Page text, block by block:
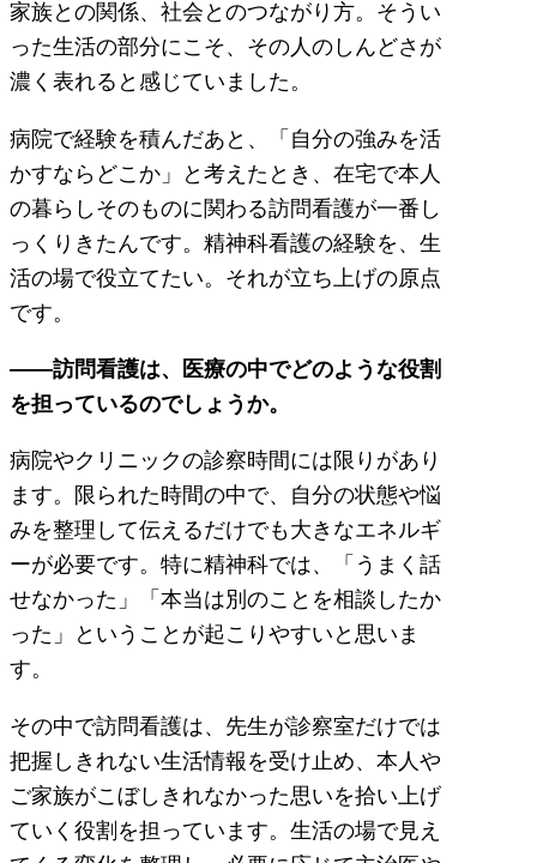
家族との関係、社会とのつながり方。そうい
った生活の部分にこそ、その人のしんどさが
濃く表れると感じていました。
病院で経験を積んだあと、「自分の強みを活
かすならどこか」と考えたとき、在宅で本人
の暮らしそのものに関わる訪問看護が一番し
っくりきたんです。精神科看護の経験を、生
活の場で役立てたい。それが立ち上げの原点
です。
――訪問看護は、医療の中でどのような役割
を担っているのでしょうか。
病院やクリニックの診察時間には限りがあり
ます。限られた時間の中で、自分の状態や悩
みを整理して伝えるだけでも大きなエネルギ
ーが必要です。特に精神科では、「うまく話
せなかった」「本当は別のことを相談したか
った」ということが起こりやすいと思いま
す。
その中で訪問看護は、先生が診察室だけでは
把握しきれない生活情報を受け止め、本人や
ご家族がこぼしきれなかった思いを拾い上げ
ていく役割を担っています。生活の場で見え